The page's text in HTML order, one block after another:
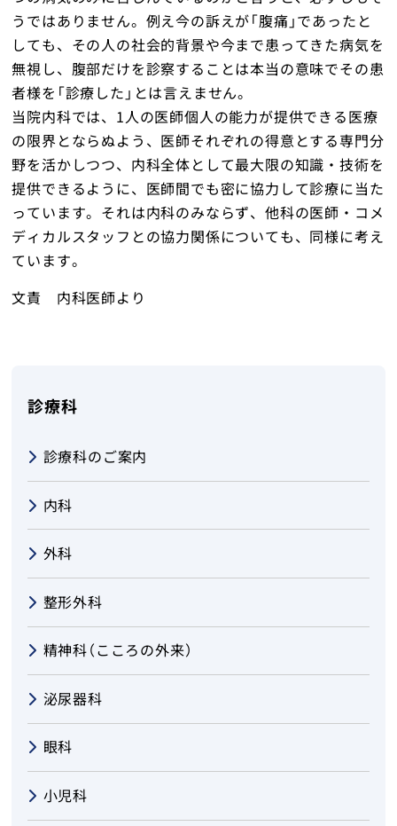
うではありません。例え今の訴えが「腹痛」であったと
しても、その人の社会的背景や今まで患ってきた病気を
無視し、腹部だけを診察することは本当の意味でその患
者様を「診療した」とは言えません。
当院内科では、1人の医師個人の能力が提供できる医療
の限界とならぬよう、医師それぞれの得意とする専門分
野を活かしつつ、内科全体として最大限の知識・技術を
提供できるように、医師間でも密に協力して診療に当た
っています。それは内科のみならず、他科の医師・コメ
ディカルスタッフとの協力関係についても、同様に考え
ています。
文責 内科医師より
診療科
診療科のご案内
内科
外科
整形外科
精神科（こころの外来）
泌尿器科
眼科
小児科